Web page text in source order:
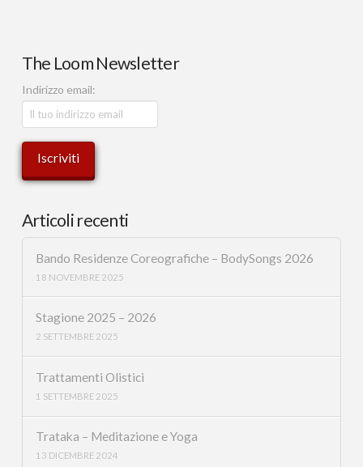
The Loom Newsletter
Indirizzo email:
Articoli recenti
Bando Residenze Coreografiche – BodySongs 2026
18 NOVEMBRE 2025
Stagione 2025 – 2026
2 SETTEMBRE 2025
Trattamenti Olistici
1 SETTEMBRE 2025
Trataka – Meditazione e Yoga
13 DICEMBRE 2024